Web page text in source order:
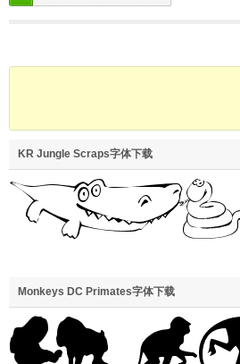
KR Jungle Scraps字体下载
Monkeys DC Primates字体下载